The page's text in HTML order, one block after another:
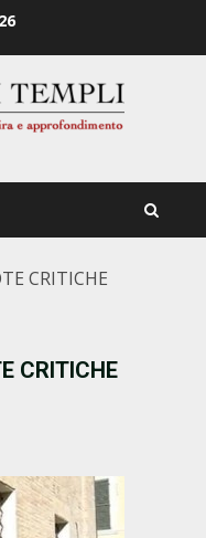
CRITICHE
CRITICHE